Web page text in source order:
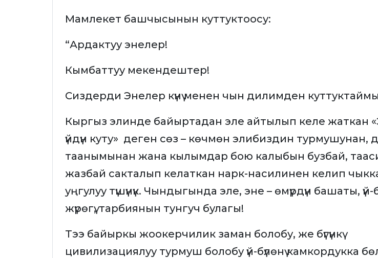
Мамлекет башчысынын куттуктоосу:
“Ардактуу энелер!
Кымбаттуу мекендештер!
Сиздерди Энелер күнү менен чын дилимден
Кыргыз элинде байыртадан эле айтылып келе жаткан
үйдүн куту» деген сөз – көчмөн элибиздин турмушунан,
таанымынан жана кылымдар бою калыбын бузбай,
жазбай сакталып келаткан нарк-насилинен келип
уңгулуу түшүнүк. Чындыгында эле, эне – өмүрдүн башаты, үй-
жүрөгү, тарбиянын тунгуч булагы!
Тээ байыркы жоокерчилик заман болобу, же бүгүнкү
цивилизациялуу турмуш болобу үй-бүлөнү камкордукка